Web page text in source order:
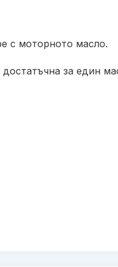
с моторното масло.
за един